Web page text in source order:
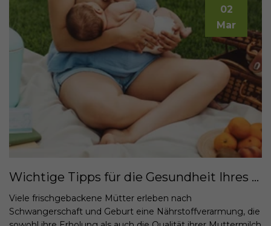
02
Mar
Wichtige Tipps für die Gesundheit Ihres Babys während der Stillzeit: Unterstützung Ihres Kleinen mit SanaExpert Natalis Lact
Viele frischgebackene Mütter erleben nach
Schwangerschaft und Geburt eine Nährstoffverarmung, die